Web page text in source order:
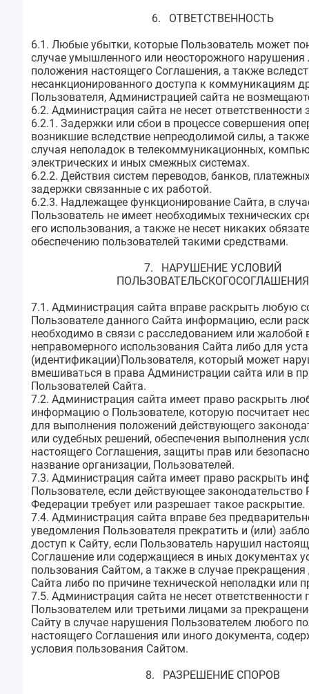
6. ОТВЕТСТВЕННОСТЬ
6.1. Любые убытки, которые Пользователь может
случае умышленного или неосторожного нарушения
положения настоящего Соглашения, а также
несанкционированного доступа к коммуникациям
Пользователя, Администрацией сайта не
6.2. Администрация сайта не несет ответственности
6.2.1. Задержки или сбои в процессе совершения
возникшие вследствие непреодолимой силы, а
случая неполадок в телекоммуникационных,
электрических и иных смежных системах.
6.2.2. Действия систем переводов, банков,
задержки связанные с их работой.
6.2.3. Надлежащее функционирование Сайта, в
Пользователь не имеет необходимых технических
его использования, а также не несет никаких
обеспечению пользователей такими средствами.
7. НАРУШЕНИЕ УСЛОВИЙ
ПОЛЬЗОВАТЕЛЬСКОГОСОГЛАШЕНИЯ
7.1. Администрация сайта вправе раскрыть любую
Пользователе данного Сайта информацию, если
необходимо в связи с расследованием или жалобой
неправомерного использования Сайта либо для
(идентификации)Пользователя, который может
вмешиваться в права Администрации сайта или в
Пользователей Сайта.
7.2. Администрация сайта имеет право раскрыть
информацию о Пользователе, которую посчитает
для выполнения положений действующего
или судебных решений, обеспечения выполнения
настоящего Соглашения, защиты прав или
название организации, Пользователей.
7.3. Администрация сайта имеет право раскрыть
Пользователе, если действующее законодательство
Федерации требует или разрешает такое раскрытие.
7.4. Администрация сайта вправе без
уведомления Пользователя прекратить и (или)
доступ к Сайту, если Пользователь нарушил
Соглашение или содержащиеся в иных документах
пользования Сайтом, а также в случае прекращения
Сайта либо по причине технической неполадки или
7.5. Администрация сайта не несет ответственности
Пользователем или третьими лицами за
Сайту в случае нарушения Пользователем любого
настоящего Соглашения или иного документа,
условия пользования Сайтом.
8. РАЗРЕШЕНИЕ СПОРОВ